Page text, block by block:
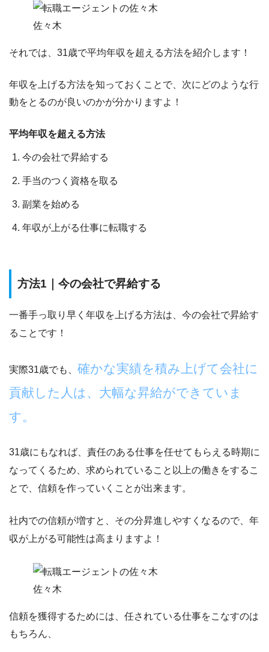
佐々木
それでは、31歳で平均年収を超える方法を紹介します！
年収を上げる方法を知っておくことで、次にどのような行
動をとるのが良いのかが分かりますよ！
平均年収を超える方法
今の会社で昇給する
手当のつく資格を取る
副業を始める
年収が上がる仕事に転職する
方法1｜今の会社で昇給する
一番手っ取り早く年収を上げる方法は、 今の会社で昇給す
ること です！
実際31歳でも、 確かな実績を積み上げて会社に
貢献した人は、大幅な昇給ができていま
す。
31歳にもなれば、責任のある仕事を任せてもらえる時期に
なってくるため、求められていること以上の働きをするこ
とで、 信頼を作っていくことが出来ます。
社内での信頼が増すと、その分昇進しやすくなるので、年
収が上がる可能性は高まりますよ！
佐々木
信頼を獲得するためには、任されている仕事をこなすのは
もちろん、